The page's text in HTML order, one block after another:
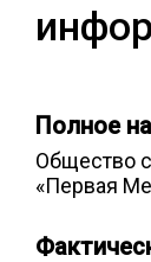
Полное
Общество
«Первая